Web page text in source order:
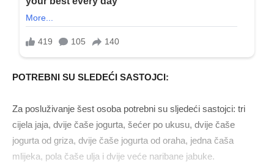
POTREBNI SU SLEDEĆI SASTOJCI:
Za posluživanje šest osoba potrebni su sljedeći sastojci: tri
cijela jaja, dvije čaše jogurta, šećer po ukusu, dvije čaše
jogurta od griza, dvije čaše jogurta od oraha, jedna čaša
mlijeka, pola čaše ulja i dvije veće naribane jabuke.